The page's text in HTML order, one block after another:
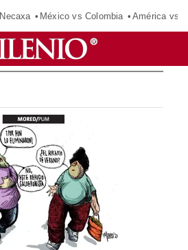
México vs Colombia América vs